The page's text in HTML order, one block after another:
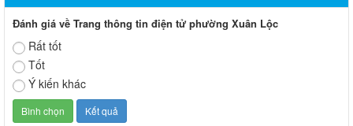
Đánh giá về Trang thông tin điện tử phường Xuân Lộc
Rất tốt
Tốt
Ý kiến khác